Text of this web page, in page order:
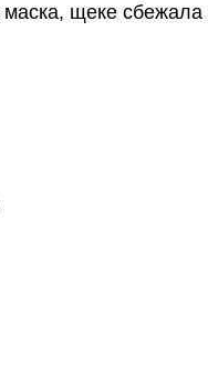
маска, щеке сбежала